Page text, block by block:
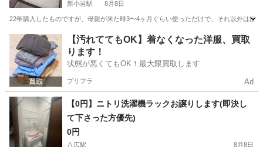
新小岩駅 8月8日
22年購入したものですが、母親が来た時3〜4ヶ月ぐらい使っただけで、それ以外は
東京 葛飾区 新小岩駅 寝具
【汚れててもOK】着なくなった洋服、買取
ります！
状態が悪くてもOK！最大限買取します
プリフラ Ad
【0円】ニトリ洗濯機ラックお譲りします(即決し
て下さった方優先)
0円
八広駅 8月8日